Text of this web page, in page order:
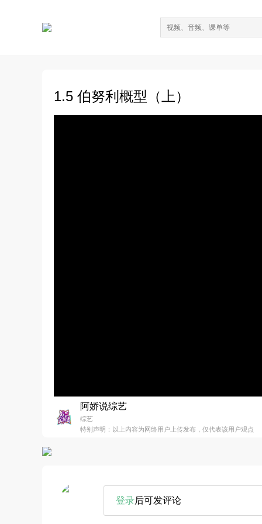
1.5 伯努利概型（上）
阿娇说综艺
综艺
特别声明：以上内容为网络用户上传发布，仅代表该用户观点
登录后可发评论